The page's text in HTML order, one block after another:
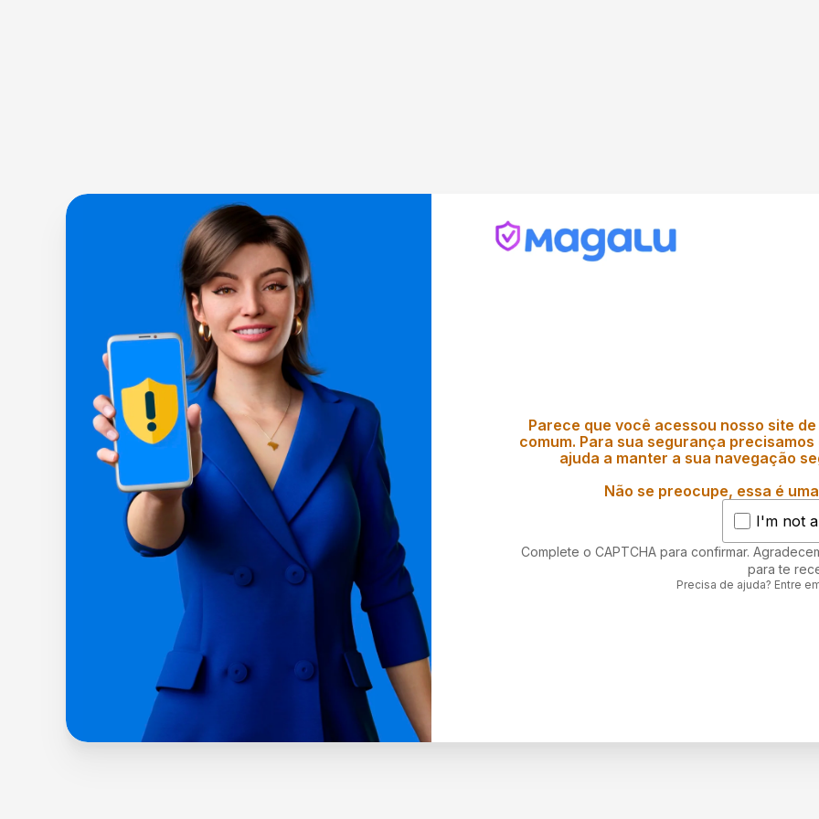
Parece que você acessou nosso site
comum. Para sua segurança
ajuda a manter a sua navegação
Não se preocupe, essa é
I'm not
Complete o CAPTCHA para confirmar.
para te
Precisa de ajuda? Entre